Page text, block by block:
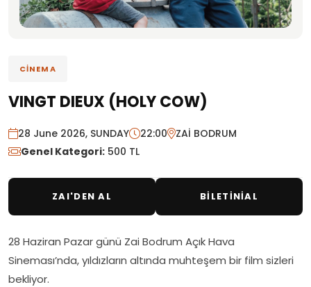
CİNEMA
VINGT DIEUX (HOLY COW)
28 June 2026, SUNDAY 22:00
ZAİ BODRUM
Genel Kategori: 500 TL
ZAI'DEN AL BİLETİNİAL
28 Haziran Pazar günü Zai Bodrum Açık Hava
Sineması’nda, yıldızların altında muhteşem bir film sizleri
bekliyor.